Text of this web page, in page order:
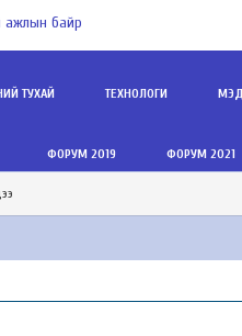
ажлын байр
ТУХАЙ ТЕХНОЛОГИ
ФОРУМ 2019 ФОРУМ 2021